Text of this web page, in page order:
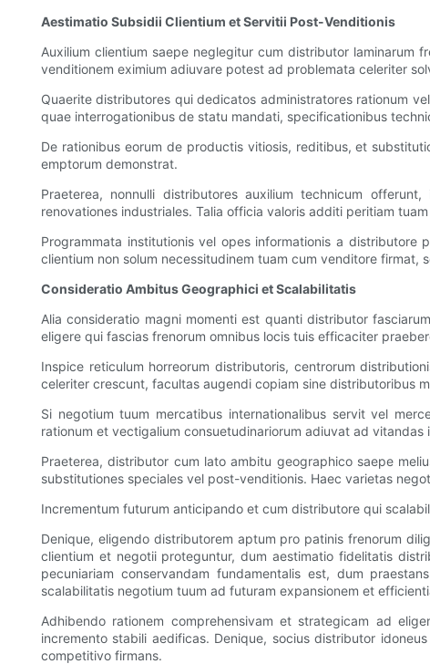
Aestimatio Subsidii Clientium et Servitii Post-Venditionis
Auxilium clientium saepe neglegitur cum distributor laminarum
venditionem eximium adiuvare potest ad problemata celeriter
Quaerite distributores qui dedicatos administratores rationum
quae interrogationibus de statu mandati, specificationibus
De rationibus eorum de productis vitiosis, reditibus, et
emptorum demonstrat.
Praeterea, nonnulli distributores auxilium technicum
renovationes industriales. Talia officia valoris additi peritiam
Programmata institutionis vel opes informationis a
clientium non solum necessitudinem tuam cum venditore firmat,
Consideratio Ambitus Geographici et Scalabilitatis
Alia consideratio magni momenti est quanti distributor
eligere qui fascias frenorum omnibus locis tuis efficaciter
Inspice reticulum horreorum distributoris, centrorum
celeriter crescunt, facultas augendi copiam sine distributoribus
Si negotium tuum mercatibus internationalibus servit vel
rationum et vectigalium consuetudinariorum adiuvat ad vitandas
Praeterea, distributor cum lato ambitu geographico saepe
substitutiones speciales vel post-venditionis. Haec varietas
Incrementum futurum anticipando et cum distributore qui
Denique, eligendo distributorem aptum pro patinis frenorum
clientium et negotii proteguntur, dum aestimatio fidelitatis
pecuniariam conservandam fundamentalis est, dum
scalabilitatis negotium tuum ad futuram expansionem et
Adhibendo rationem comprehensivam et strategicam ad
incremento stabili aedificas. Denique, socius distributor
competitivo firmans.